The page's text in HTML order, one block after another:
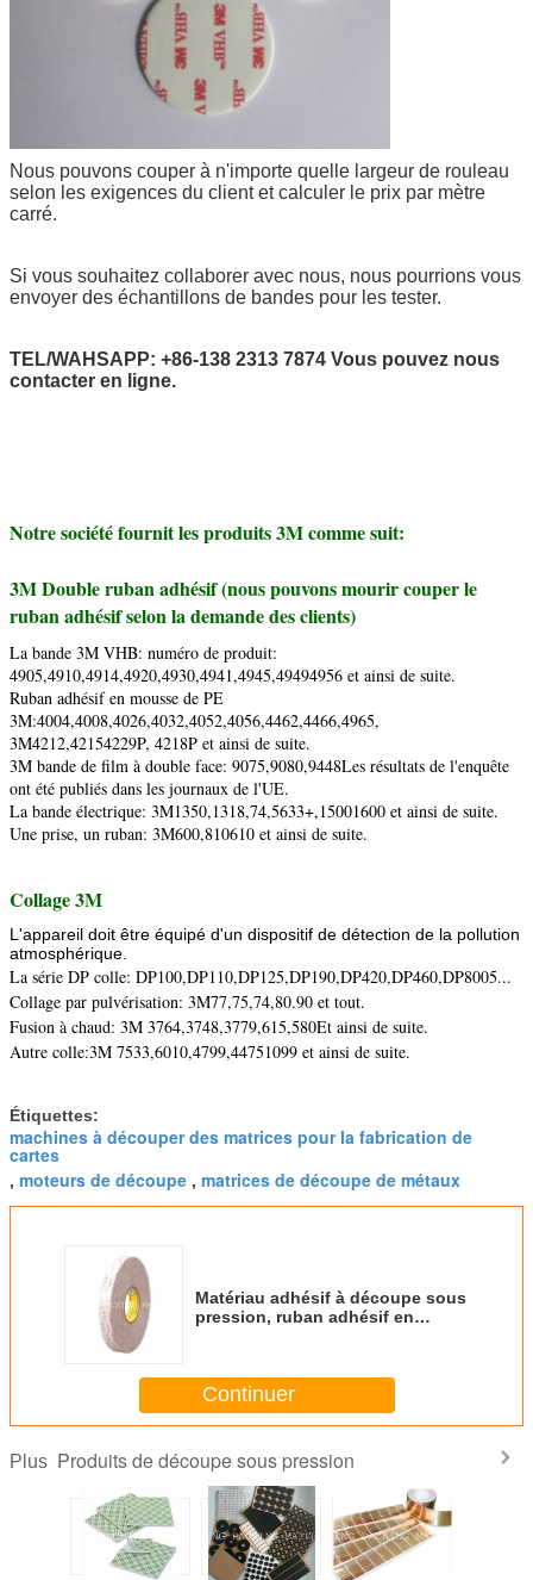
Nous pouvons couper à n'importe quelle largeur de rouleau
selon les exigences du client et calculer le prix par mètre
carré.
Si vous souhaitez collaborer avec nous, nous pourrions vous
envoyer des échantillons de bandes pour les tester.
TEL/WAHSAPP: +86-138 2313 7874 Vous pouvez nous
contacter en ligne.
Notre société fournit les produits 3M comme suit:
3M Double ruban adhésif (nous pouvons mourir couper le
ruban adhésif selon la demande des clients)
La bande 3M VHB: numéro de produit:
4905,4910,4914,4920,4930,4941,4945,49494956 et ainsi de suite.
Ruban adhésif en mousse de PE
3M:4004,4008,4026,4032,4052,4056,4462,4466,4965,
3M4212,42154229P, 4218P et ainsi de suite.
3M bande de film à double face: 9075,9080,9448Les résultats de l'enquête
ont été publiés dans les journaux de l'UE.
La bande électrique: 3M1350,1318,74,5633+,15001600 et ainsi de suite.
Une prise, un ruban: 3M600,810610 et ainsi de suite.
Collage 3M
L'appareil doit être équipé d'un dispositif de détection de la pollution
atmosphérique.
La série DP colle: DP100,DP110,DP125,DP190,DP420,DP460,DP8005...
Collage par pulvérisation: 3M77,75,74,80.90 et tout.
Fusion à chaud: 3M 3764,3748,3779,615,580Et ainsi de suite.
Autre colle:3M 7533,6010,4799,44751099 et ainsi de suite.
Étiquettes:
machines à découper des matrices pour la fabrication de
cartes
, moteurs de découpe , matrices de découpe de métaux
Matériau adhésif à découpe sous
pression, ruban adhésif en
Continuer
Plus Produits de découpe sous pression